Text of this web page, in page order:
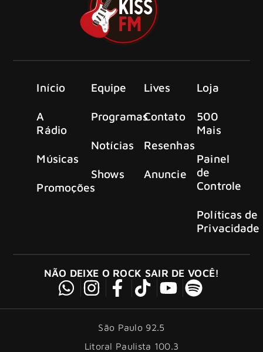
Início
A
Rádio
Músicas
Promoções
Equipe
Programas
Notícias
Shows
Lives
Contato
Resenhas
Anuncie
Loja
500
Mais
Painel
de
Controle
Políticas de
Privacidade
NÃO DEIXE O ROCK SAIR DE VOCÊ!
São Paulo 92.5
Litoral Paulista 100.3